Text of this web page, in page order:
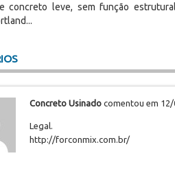
concreto leve, sem função
Concreto Usinado comentou em 12/
Legal.
http://forconmix.com.br/